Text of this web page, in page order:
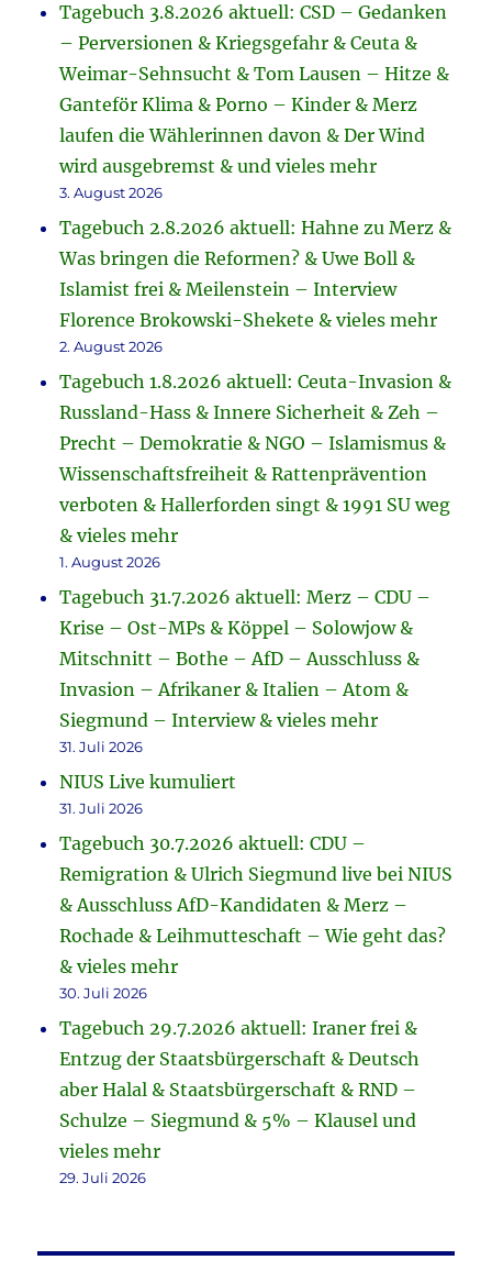
Tagebuch 3.8.2026 aktuell: CSD – Gedanken
– Perversionen & Kriegsgefahr & Ceuta &
Weimar-Sehnsucht & Tom Lausen – Hitze &
Ganteför Klima & Porno – Kinder & Merz
laufen die Wählerinnen davon & Der Wind
wird ausgebremst & und vieles mehr
3. August 2026
Tagebuch 2.8.2026 aktuell: Hahne zu Merz &
Was bringen die Reformen? & Uwe Boll &
Islamist frei & Meilenstein – Interview
Florence Brokowski-Shekete & vieles mehr
2. August 2026
Tagebuch 1.8.2026 aktuell: Ceuta-Invasion &
Russland-Hass & Innere Sicherheit & Zeh –
Precht – Demokratie & NGO – Islamismus &
Wissenschaftsfreiheit & Rattenprävention
verboten & Hallerforden singt & 1991 SU weg
& vieles mehr
1. August 2026
Tagebuch 31.7.2026 aktuell: Merz – CDU –
Krise – Ost-MPs & Köppel – Solowjow &
Mitschnitt – Bothe – AfD – Ausschluss &
Invasion – Afrikaner & Italien – Atom &
Siegmund – Interview & vieles mehr
31. Juli 2026
NIUS Live kumuliert
31. Juli 2026
Tagebuch 30.7.2026 aktuell: CDU –
Remigration & Ulrich Siegmund live bei NIUS
& Ausschluss AfD-Kandidaten & Merz –
Rochade & Leihmutteschaft – Wie geht das?
& vieles mehr
30. Juli 2026
Tagebuch 29.7.2026 aktuell: Iraner frei &
Entzug der Staatsbürgerschaft & Deutsch
aber Halal & Staatsbürgerschaft & RND –
Schulze – Siegmund & 5% – Klausel und
vieles mehr
29. Juli 2026